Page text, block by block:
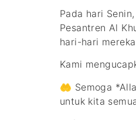
Pada hari
Pesantren Al
hari-hari
Kami
🤲 Semoga
untuk kita